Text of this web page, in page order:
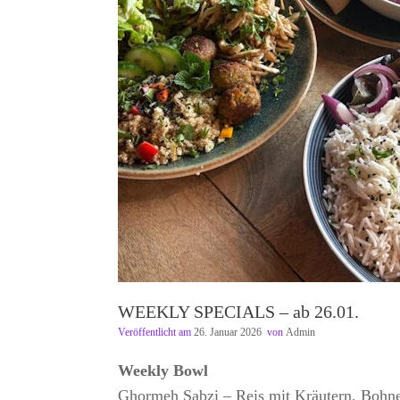
WEEKLY SPECIALS – ab 26.01.
Veröffentlicht am 26. Januar 2026 von Admin
Weekly Bowl
Ghormeh Sabzi – Reis mit Kräutern,